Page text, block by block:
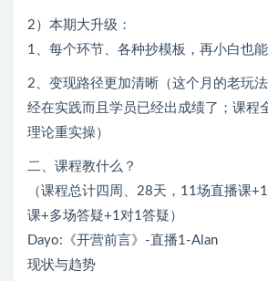
2）本期大升级：
1、每个环节、各种抄模板，再小白也
2、变现路径更加清晰（这个月的老玩
经在实践而且学员已经出成绩了；课程
理论重实操）
二、课程教什么？
（课程总计四周、28天，11场直播课
课+多场答疑+1对1答疑）
Dayo:《开营前言》-直播1-Alan
现状与趋势